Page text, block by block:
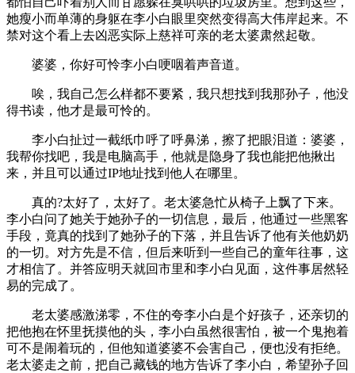
她瘦小而单薄的身躯在李小白眼里突然变得高大伟岸起来。不
禁对这个看上去凶恶实际上慈祥可亲的老太婆肃然起敬。
婆婆，你好可怜李小白哽咽着声音道。
唉，我自己怎么样都不要紧，我只想找到我那孙子，他没
得书读，他才是最可怜的。
李小白扯过一截纸巾呼了呼鼻涕，擦了把眼泪道：婆婆，
我帮你找吧，我是电脑高手，他就是隐身了我也能把他揪出
来，并且可以通过IP地址找到他人在哪里。
真的?太好了，太好了。老太婆急忙从椅子上飘了下来。
李小白问了她关于她孙子的一切信息，最后，他通过一些黑客
手段，竟真的找到了她孙子的下落，并且告诉了他有关他奶奶
的一切。对方先是不信，但后来听到一些自己的童年往事，这
才相信了。并答应明天就回市里和李小白见面，这件事居然轻
易的完成了。
老太婆感激涕零，不住的夸李小白是个好孩子，还亲切的
把他抱在怀里抚摸他的头，李小白虽然很害怕，被一个鬼抱着
可不是闹着玩的，但他知道婆婆不会害自己，便也没有拒绝。
老太婆走之前，把自己藏钱的地方告诉了李小白，希望孙子回